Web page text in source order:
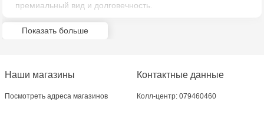
Crafti Bălți - str. Alexandru Cel Bun, 5
Multistore Centru - bd. Cantemir, 6
Crafti Comrat - str Pobeda,48
премиальный вид и долговечность.
Показать больше
Наши магазины
Посмотреть адреса магазинов
Контактные данные
Колл-центр: 079460460